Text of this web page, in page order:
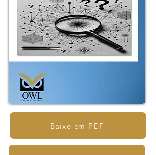
Baixe em PDF